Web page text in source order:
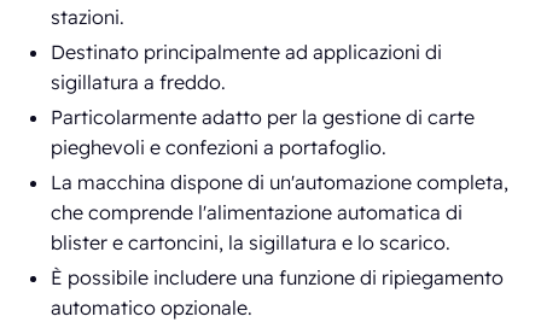
stazioni.
Destinato principalmente ad applicazioni di
sigillatura a freddo.
Particolarmente adatto per la gestione di carte
pieghevoli e confezioni a portafoglio.
La macchina dispone di un'automazione completa,
che comprende l'alimentazione automatica di
blister e cartoncini, la sigillatura e lo scarico.
È possibile includere una funzione di ripiegamento
automatico opzionale.